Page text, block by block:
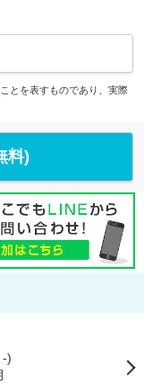
とを表すものであり、実際
料)
-)